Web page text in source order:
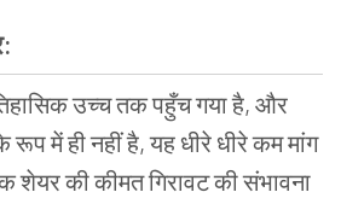
:
उच्चतकपहुँचगयाहै, और
रूपमेंहीनहींहै,यह धीरे धीरेकममांग
शेयरकीकीमतगिरावटकीसंभावना